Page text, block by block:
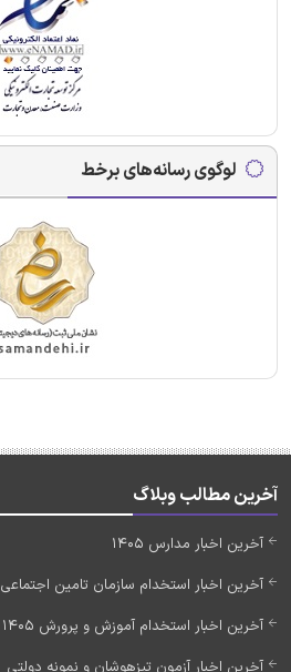
لوگوی رسانه‌های برخط
آخرین مطالب وبلاگ
آخرین اخبار مدارس 1405
آخرین اخبار استخدام سازمان تامین اجتماعی 1404 (به زودی)
آخرین اخبار استخدام آموزش و پرورش 1405 (به زودی)
آخرین اخبار آزمون تیزهوشان و نمونه دولتی